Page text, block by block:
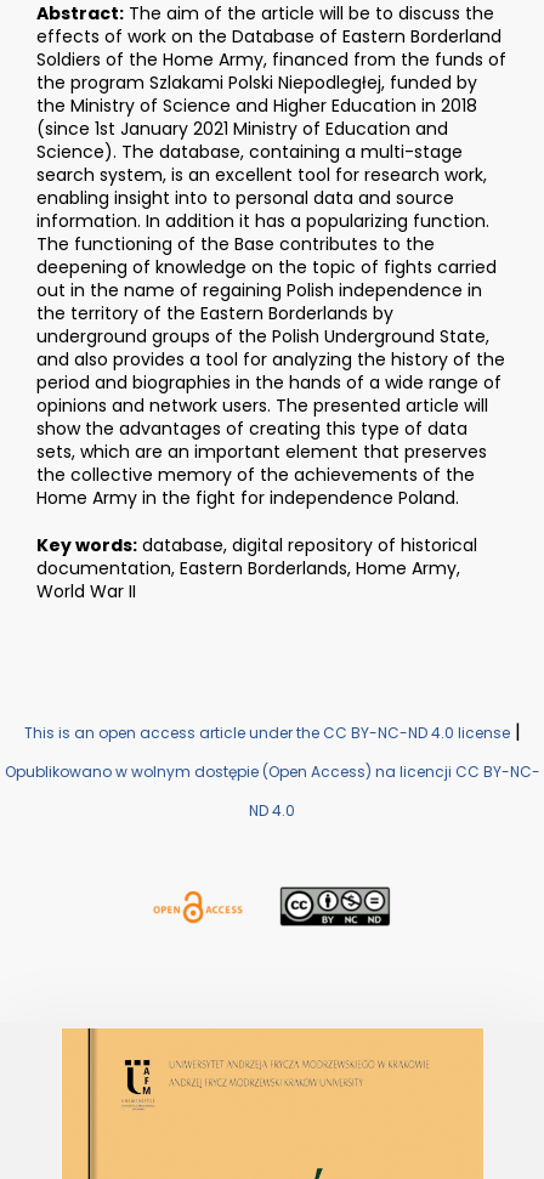
Abstract: The aim of the article will be to discuss the
effects of work on the Database of Eastern Borderland
Soldiers of the Home Army, financed from the funds of
the program Szlakami Polski Niepodległej, funded by
the Ministry of Science and Higher Education in 2018
(since 1st January 2021 Ministry of Education and
Science). The database, containing a multi-stage
search system, is an excellent tool for research work,
enabling insight into to personal data and source
information. In addition it has a popularizing function.
The functioning of the Base contributes to the
deepening of knowledge on the topic of fights carried
out in the name of regaining Polish independence in
the territory of the Eastern Borderlands by
underground groups of the Polish Underground State,
and also provides a tool for analyzing the history of the
period and biographies in the hands of a wide range of
opinions and network users. The presented article will
show the advantages of creating this type of data
sets, which are an important element that preserves
the collective memory of the achievements of the
Home Army in the fight for independence Poland.
Key words: database, digital repository of historical
documentation, Eastern Borderlands, Home Army,
World War II
This is an open access article under the CC BY-NC-ND 4.0 license|
Opublikowano w wolnym dostępie (Open Access) na licencji CC BY-NC-
ND 4.0